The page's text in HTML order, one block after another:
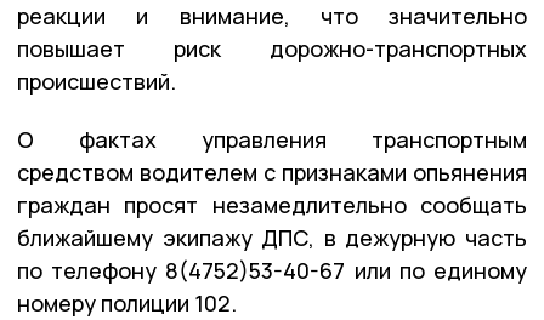
реакции и внимание, что значительно
повышает риск дорожно-транспортных
происшествий.
О фактах управления транспортным
средством водителем с признаками опьянения
граждан просят незамедлительно сообщать
ближайшему экипажу ДПС, в дежурную часть
по телефону 8(4752)53-40-67 или по единому
номеру полиции 102.